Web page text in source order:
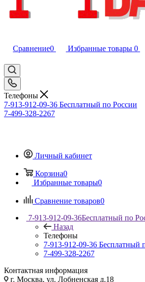
Сравнение0 Избранные товары 0
Телефоны
7-913-912-09-36 Бесплатный по России
7-499-328-2267
Личный кабинет
Корзина0
Избранные товары0
Сравнение товаров0
7-913-912-09-36Бесплатный по
Назад
Телефоны
7-913-912-09-36 Бесплатный
7-499-328-2267
Контактная информация
г. Москва, ул. Лобненская д.18